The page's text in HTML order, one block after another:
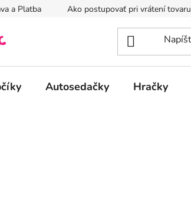
a Platba Ako postupovať pri vrátení tovaru
Autosedačky Hračky